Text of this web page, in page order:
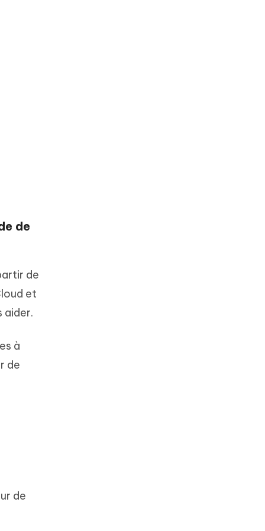
de
de
et
aider.
à
de
de